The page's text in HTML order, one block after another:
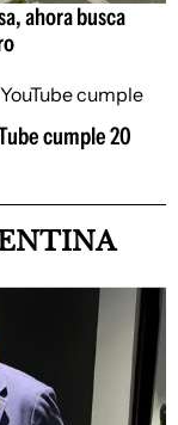
ahora busca
cumple 20